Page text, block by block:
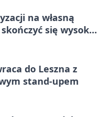
na własną
się wysoką
do Leszna z
stand-upem